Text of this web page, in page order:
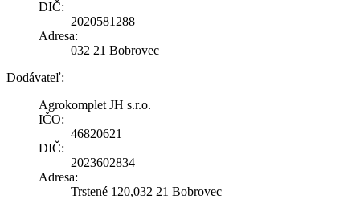
DIČ:
2020581288
Adresa:
032 21 Bobrovec
Dodávateľ:
Agrokomplet JH s.r.o.
IČO:
46820621
DIČ:
2023602834
Adresa:
Trstené 120,032 21 Bobrovec